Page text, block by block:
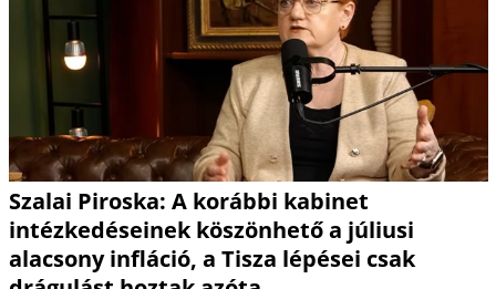
Szalai Piroska: A korábbi kabinet
intézkedéseinek köszönhető a júliusi
alacsony infláció, a Tisza lépései csak